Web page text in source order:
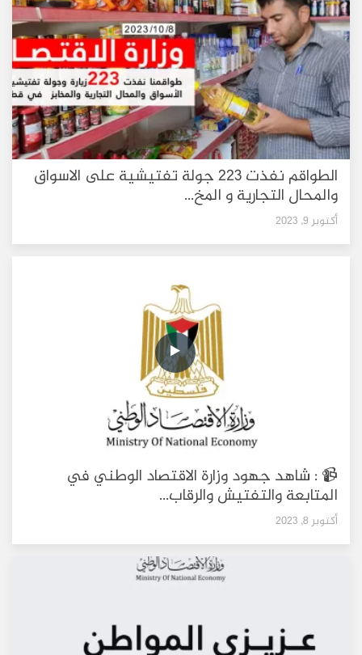
الطواقم نفذت 223 جولة تفتيشية على الاسواق
والمحال التجارية و المخ...
أكتوبر 9, 2023
📹 : شاهد جهود وزارة الاقتصاد الوطني في
المتابعة والتفتيش والرقاب...
أكتوبر 8, 2023